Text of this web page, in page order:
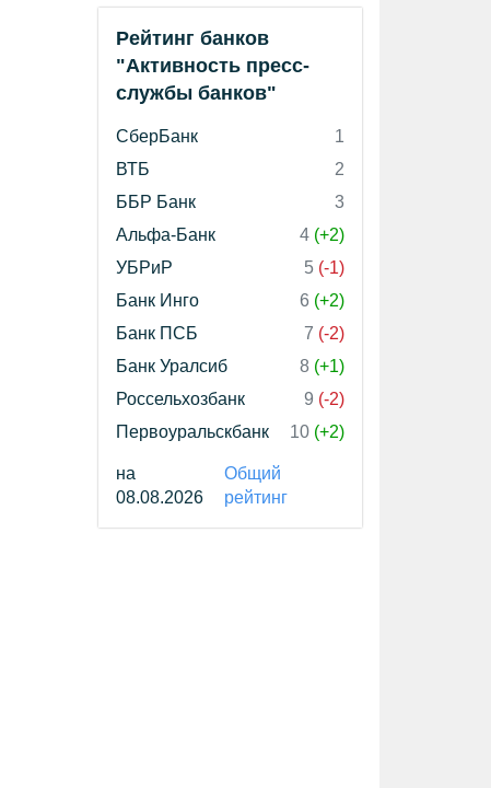
Рейтинг банков
"Активность пресс-
службы банков"
СберБанк
1
ВТБ
2
ББР Банк
3
Альфа-Банк
4 (+2)
УБРиР
5 (-1)
Банк Инго
6 (+2)
Банк ПСБ
7 (-2)
Банк Уралсиб
8 (+1)
Россельхозбанк
9 (-2)
Первоуральскбанк
10 (+2)
на
08.08.2026
Общий
рейтинг